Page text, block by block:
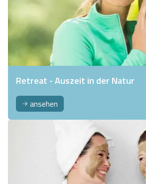
Retreat - Auszeit in der Natur
ansehen